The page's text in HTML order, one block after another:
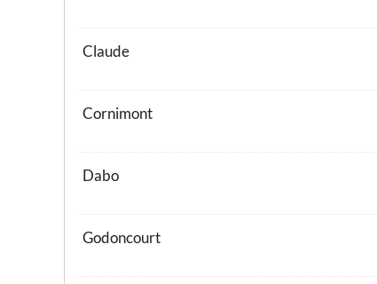
Claude
Cornimont
Dabo
Godoncourt